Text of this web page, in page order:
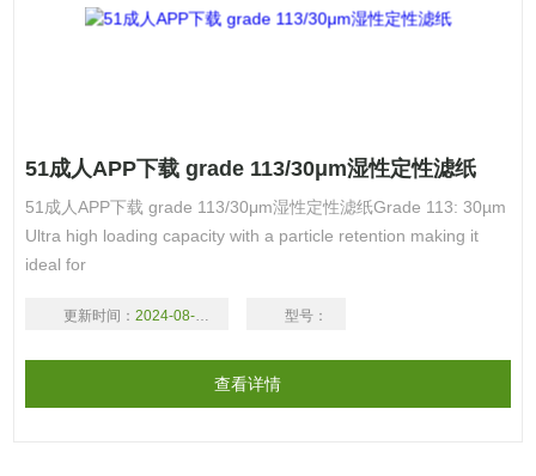
51成人APP下载 grade 113/30μm湿性定性滤纸
51成人APP下载 grade 113/30μm湿性定性滤纸Grade 113: 30µm
Ultra high loading capacity with a particle retention making it
ideal for
更新时间： 2024-08-17 型号：
查看详情